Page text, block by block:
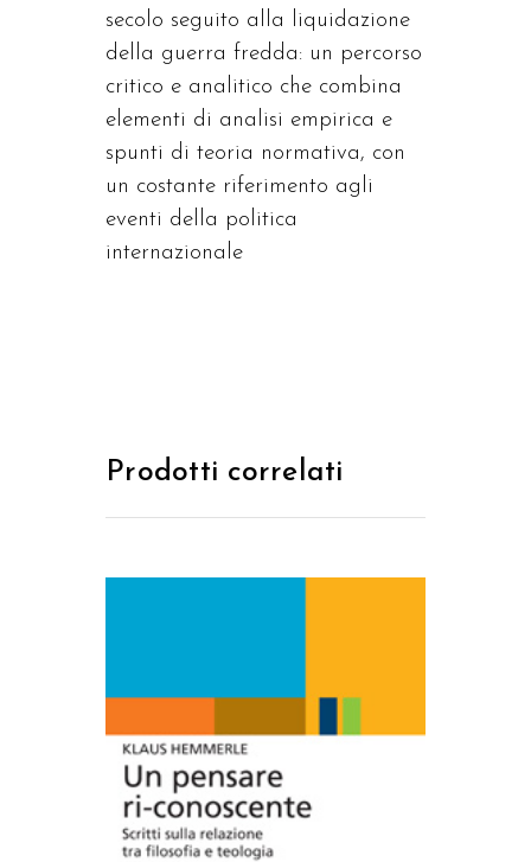
secolo seguito alla liquidazione
della guerra fredda: un percorso
critico e analitico che combina
elementi di analisi empirica e
spunti di teoria normativa, con
un costante riferimento agli
eventi della politica
internazionale
Prodotti correlati
AGGIUNGI AL CARRELLO